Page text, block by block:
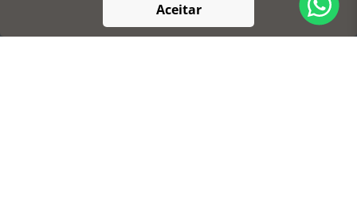
Aceitar